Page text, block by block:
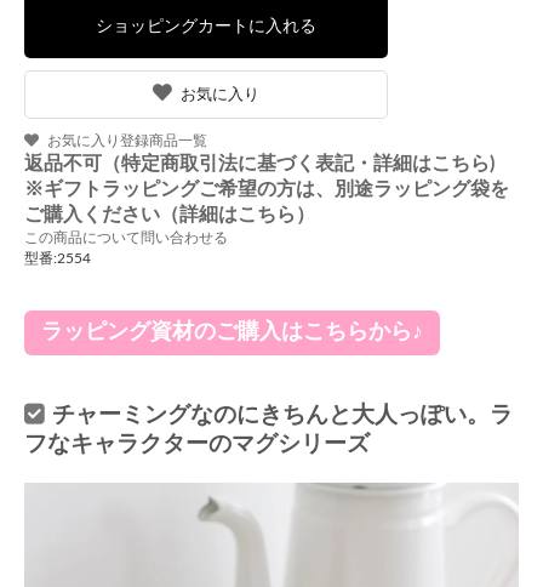
お気に入り
お気に入り登録商品一覧
返品不可（特定商取引法に基づく表記・詳細はこちら)
※ギフトラッピングご希望の方は、別途ラッピング袋を
ご購入ください（詳細はこちら）
この商品について問い合わせる
型番:2554
ラッピング資材のご購入はこちらから♪
チャーミングなのにきちんと大人っぽい。ラ
フなキャラクターのマグシリーズ